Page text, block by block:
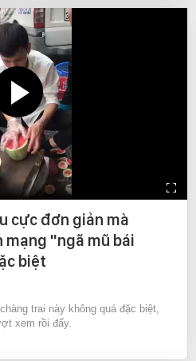
cực đơn giản mà
mạng "ngã mũ bái
biệt
trai này không quá đặc biệt,
xem rồi đấy.